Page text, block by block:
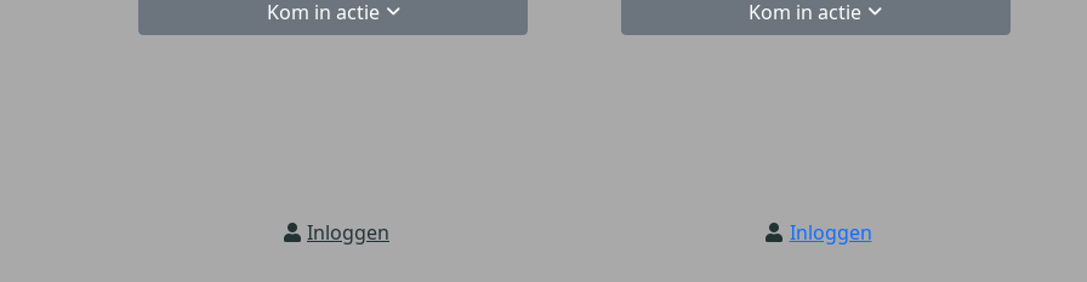
Kom in actie
Inloggen
Kom in actie
Inloggen